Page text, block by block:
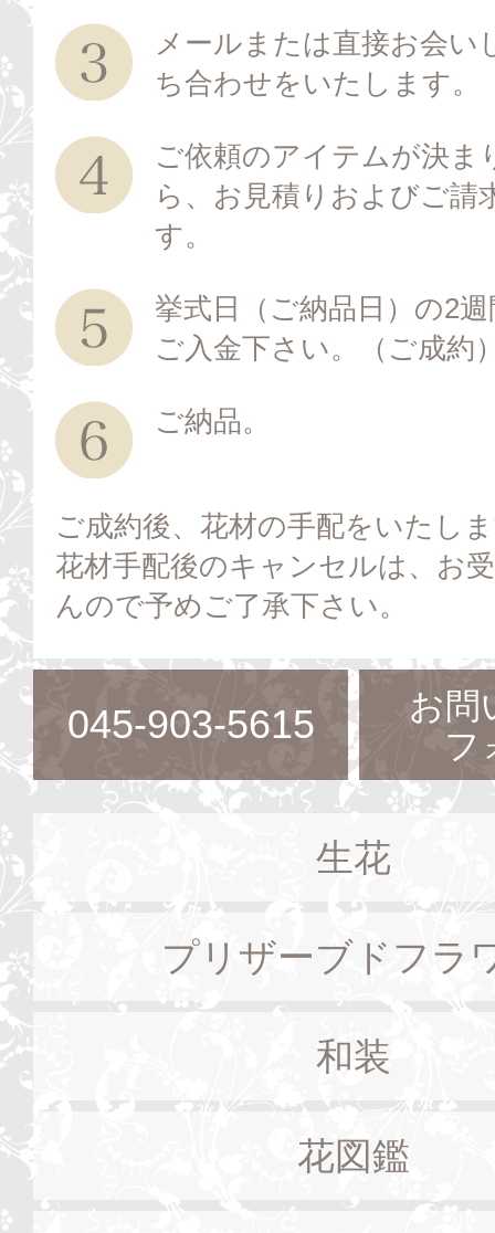
メールまたは直接お会い
ち合わせをいたします。
ご依頼のアイテムが決ま
ら、お見積りおよびご請
す。
挙式日（ご納品日）の2
ご入金下さい。（ご成約
ご納品。
ご成約後、花材の手配をいたし
花材手配後のキャンセルは、お
んので予めご了承下さい。
お問
フ
045-903-5615
生花
プリザーブドフラ
和装
花図鑑